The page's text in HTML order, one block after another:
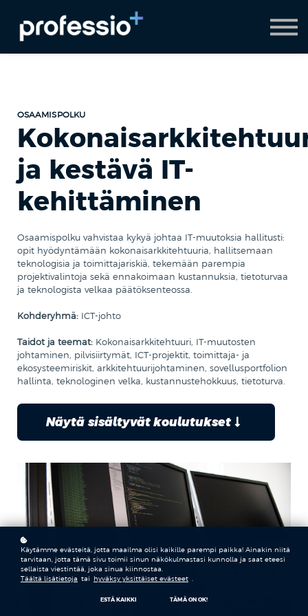
AI Coach
Pyydä demo
Hanki Professio+
OSAAMISPOLKU
ja kestävä IT-
kehittäminen
Osaamispolku vahvistaa kykyä johtaa IT-muutoksia hallitusti:
opit hyödyntämään kokonaisarkkitehtuuria, hallitsemaan
teknologisia ja toimittajariskiä, tekemään parempia
projektivalintoja sekä ennakoimaan kustannuksia, tietoturvaa
ja teknologista velkaa päätöksenteossa.
Kohderyhmä: ICT-johto
Taidot ja teemat: Kokonaisarkkitehtuuri, IT-muutosten
johtaminen, pilvisiirtymät, ICT-projektit, toimittaja- ja
ekosysteemiriskit, arkkitehtuurijohtaminen, sovellusportfolion
hallinta, teknologinen velka, kustannustehokkuus, tietoturva.
Näytä sisältyvät koulutukset
Käytämme evästeitä, jotta maailma olisi kaikille parempi paikka! Ainakin niitä
tarvitaan, jotta tämä sivu toimii sinun näkökulmastasi kunnolla ja saat eteesi
sellaista viestintää, joka sinua kiinnostaa.
Täältä lisätietoja tai hyväksy yksittäiset evästeet
ESTÄ KAIKKI TÄMÄ ON OK!